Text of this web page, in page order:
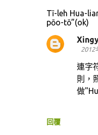
Tī-leh Hua-
pōo-tō”(ok)
回覆
2012
連字
則，
做